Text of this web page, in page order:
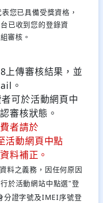
您已具備受獎資格，
已收到您的登錄資
審核。
傳審核結果，並
。
可於活動網頁中
審核狀態。
者請於
活動網頁中點
料補正。
料之義務，因任何原因
於活動網站中點選"登
分證字號及IMEI序號登